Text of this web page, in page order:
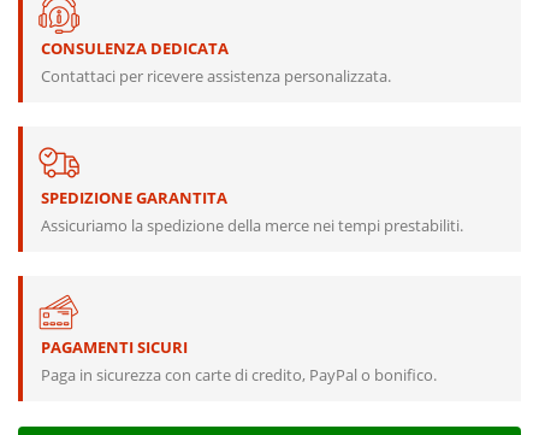
CONSULENZA DEDICATA
Contattaci per ricevere assistenza personalizzata.
SPEDIZIONE GARANTITA
Assicuriamo la spedizione della merce nei tempi prestabiliti.
PAGAMENTI SICURI
Paga in sicurezza con carte di credito, PayPal o bonifico.